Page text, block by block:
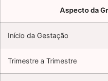
Aspecto da
Início da Gestação
Trimestre a Trimestre